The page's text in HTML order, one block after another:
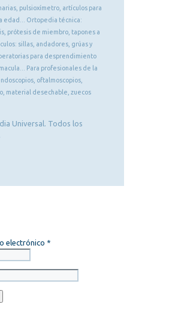
pulsioxímetro, artículos para
edad... Ortopedia técnica:
prótesis de miembro, tapones a
sillas, andadores, grúas y
para desprendimiento
Para profesionales de la
oftalmoscopios,
material desechable, zuecos
Universal. Todos los
electrónico *